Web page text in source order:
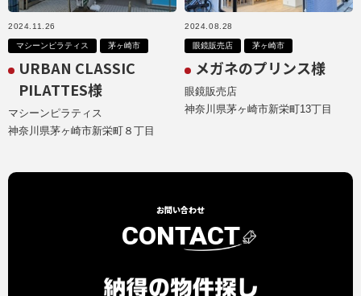
2024.11.26
マシーンピラティス 茅ヶ崎市
URBAN CLASSIC
PILATTES様
マシーンピラティス
神奈川県茅ヶ崎市新栄町８丁目
2024.08.28
眼鏡販売店 茅ヶ崎市
メガネのプリンス様
眼鏡販売店
神奈川県茅ヶ崎市新栄町13丁目
お問い合わせ
CONTACT